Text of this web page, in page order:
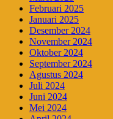
Februari 2025
Januari 2025
Desember 2024
November 2024
Oktober 2024
September 2024
Agustus 2024
Juli 2024
Juni 2024
Mei 2024